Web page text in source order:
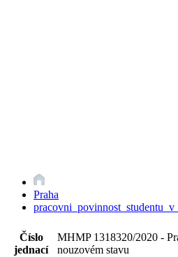
Praha
Číslo
jednací
MHMP 1318320/2020 -
nouzovém stavu